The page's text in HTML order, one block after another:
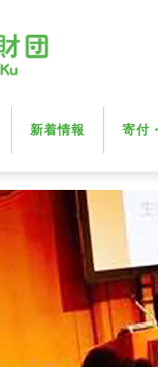
新着情報 寄付